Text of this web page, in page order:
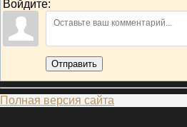
Войдите:
Отправить
Полная версия сайта